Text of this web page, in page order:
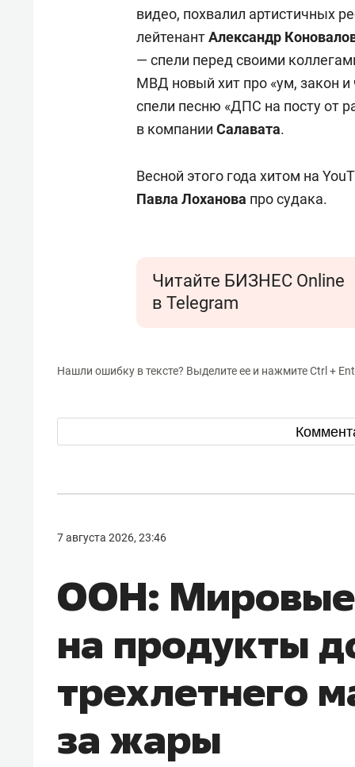
видео, похвалил артистичных
лейтенантАлександр
— спели перед своими
МВД новый хит про «ум, закон
спели песню «ДПС на посту от
в компании Салавата.
Весной этого года хитом на
Павла Лоханова про судака.
Читайте БИЗНЕС Online
в Telegram
Нашли ошибку в тексте? Выделите ее и нажмите Ctrl +
7 августа 2026, 23:46
ООН:
на продукты
трехлетнего
за жары